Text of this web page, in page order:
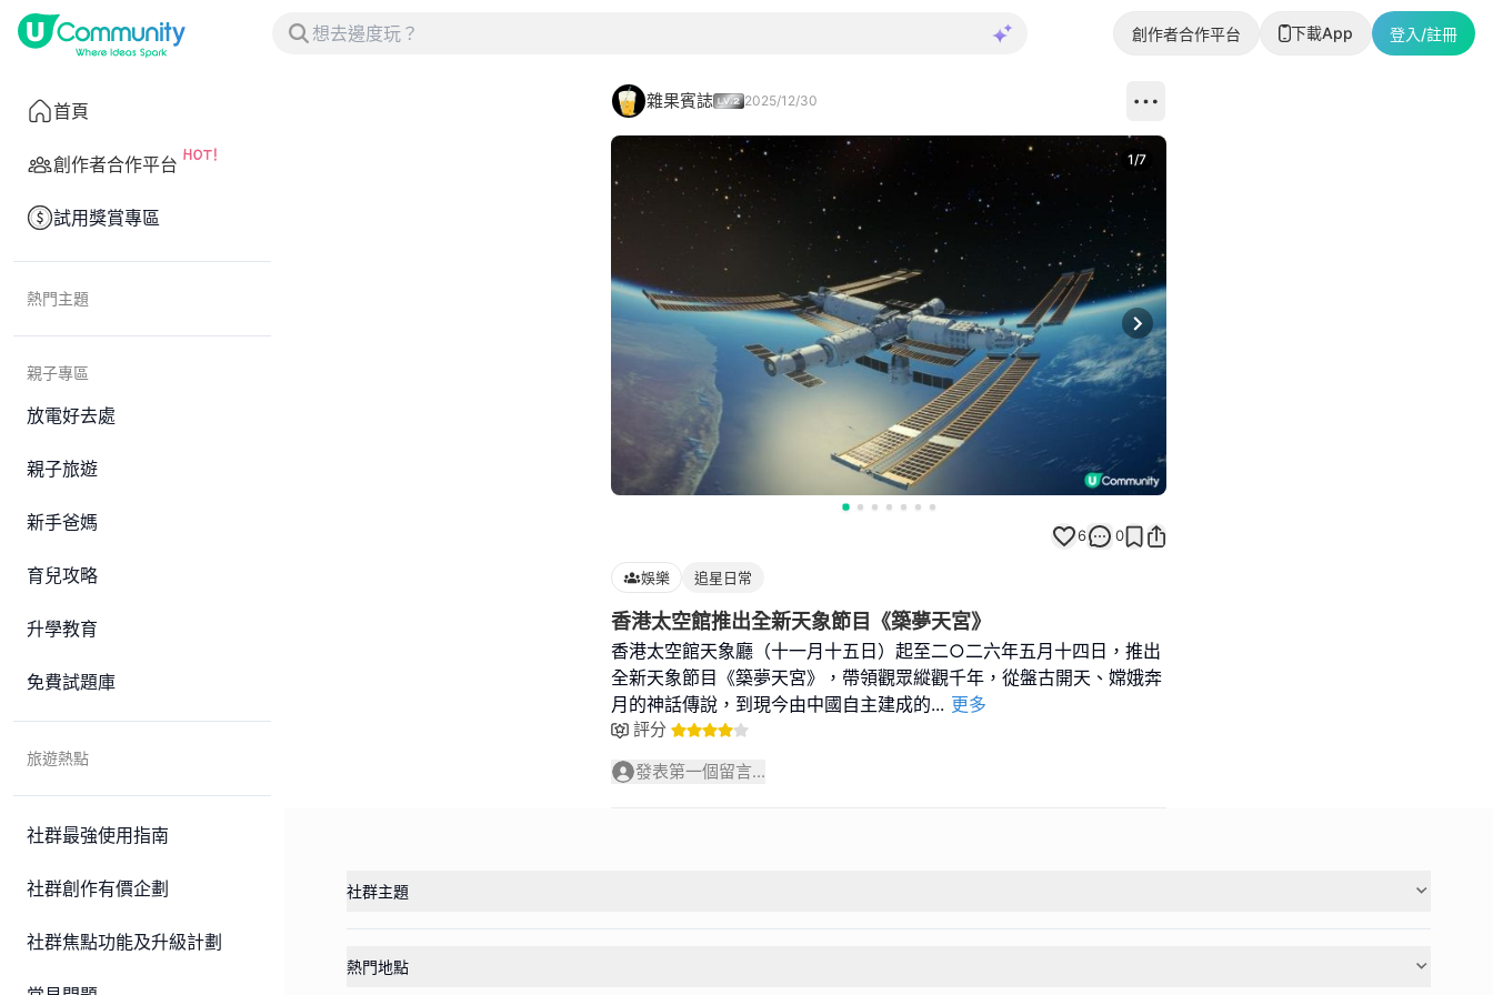
創作者合作平台 下載App 登入/註冊
首頁
創作者合作平台
試用獎賞專區
熱門主題
親子專區
放電好去處
親子旅遊
新手爸媽
育兒攻略
升學教育
免費試題庫
旅遊熱點
社群最強使用指南
社群創作有價企劃
社群焦點功能及升級計劃
雜果賓誌 2025/12/30
Next slide
1/7
6 0
娛樂 追星日常
香港太空館推出全新天象節目《築夢天宮》
香港太空館天象廳（十一月十五日）起至二○二六年五月十四日，推出
全新天象節目《築夢天宮》，帶領觀眾縱觀千年，從盤古開天、嫦娥奔
月的神話傳說，到現今由中國自主建成的... 更多
評分
發表第一個留言...
社群主題
熱門地點